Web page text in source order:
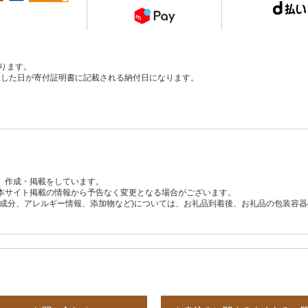
ます。
日が寄付証明書に記載される納付日になります。
成・掲載をしています。
イト掲載の情報から予告なく変更となる場合がございます。
、アレルギー情報、添加物など)については、お礼品到着後、お礼品の包装容